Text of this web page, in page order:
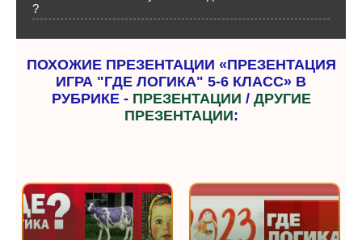
?
ПОХОЖИЕ ПРЕЗЕНТАЦИИ «ПРЕЗЕНТАЦИЯ
ИГРА "ГДЕ ЛОГИКА" 5-6 КЛАСС» В
РУБРИКЕ - ПРЕЗЕНТАЦИИ / ДРУГИЕ
ПРЕЗЕНТАЦИИ: